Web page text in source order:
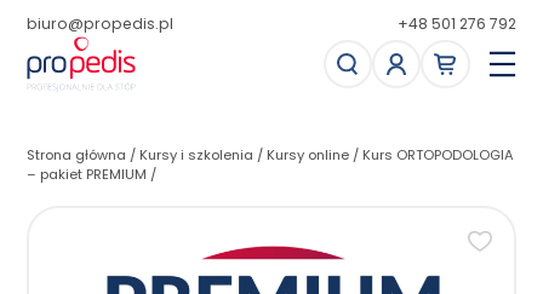
biuro@propedis.pl +48 501 276 792
Strona główna / Kursy i szkolenia / Kursy online / Kurs ORTOPODOLOGIA
– pakiet PREMIUM /